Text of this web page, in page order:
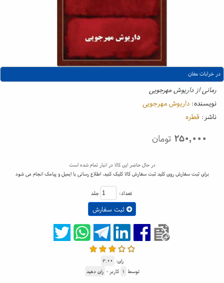
در خرابات مغان
رمانی از داریوش مهرجویی
نویسنده: داریوش مهرجویی
ناشر: قطره
۲۵۰,۰۰۰ تومان
در حال حاضر این کالا در انبار تمام شده است
برای ثبت سفارش روی کلید ثبت سفارش کالا کلیک کنید، اطلاع رسانی با ایمیل و پیامک انجام می شود
تعداد: جلد
ثبت سفارش
رای: ۳.۰۰
توسط ۱ کاربر - رای دهید